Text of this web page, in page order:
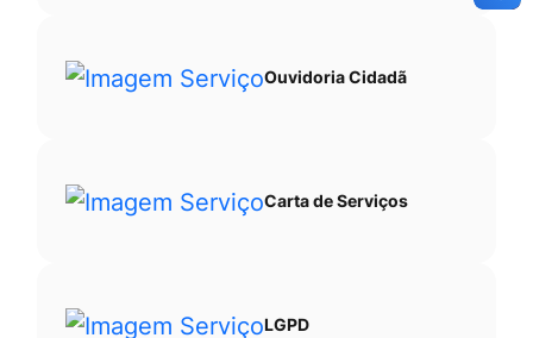
Ouvidoria Cidadã
Carta de Serviços
LGPD